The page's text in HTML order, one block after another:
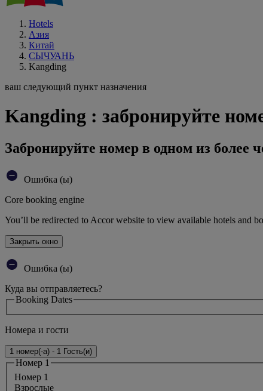
Hotels
Азия
Китай
СЫЧУАНЬ
Kangding
ваш следующий пункт назначения
Kangding : забронируйте
Забронируйте номер в одном из более
Ошибка (ы)
Core booking engine
You’ll be redirected to Accor website to view available hotels and
Закрыть окно
Ошибка (ы)
Куда вы отправляетесь?
Booking Dates
Номера и гости
1 номер(-а) - 1 Гость(и)
Номер 1
Номер 1
Bзрослые